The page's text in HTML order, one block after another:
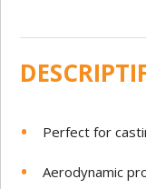
Perfect for
Aerodynamic